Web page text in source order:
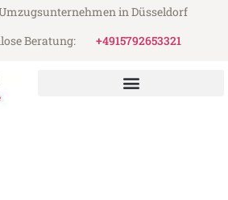
in Düsseldorf
Beratung:
+4915792653321